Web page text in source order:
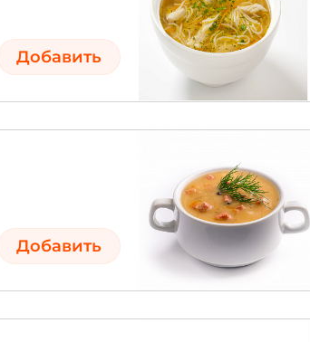
Добавить
Добавить